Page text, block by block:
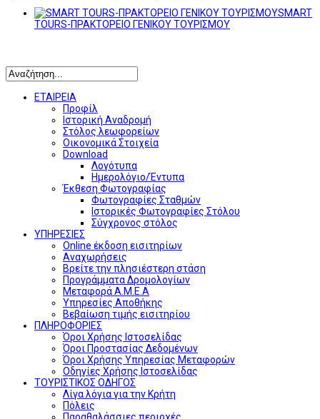
SMART
TOURS-ΠΡΑΚΤΟΡΕΙΟ ΓΕΝΙΚΟΥ ΤΟΥΡΙΣΜΟΥ
ΕΤΑΙΡΕΙΑ
Προφίλ
Ιστορική Αναδρομή
Στόλος λεωφορείων
Οικονομικά Στοιχεία
Download
Λογότυπα
Ημερολόγιο/Έντυπα
Έκθεση Φωτογραφίας
Φωτογραφίες Σταθμών
Ιστορικές Φωτογραφίες Στόλου
Σύγχρονος στόλος
ΥΠΗΡΕΣΙΕΣ
Online έκδοση εισιτηρίων
Αναχωρήσεις
Βρείτε την πλησιέστερη στάση
Προγράμματα Δρομολογίων
Μεταφορά Α.Μ.Ε.Α
Υπηρεσίες Αποθήκης
Βεβαίωση τιμής εισιτηρίου
ΠΛΗΡΟΦΟΡΙΕΣ
Όροι Χρήσης Ιστοσελίδας
Όροι Προστασίας Δεδομένων
Όροι Χρήσης Υπηρεσίας Μεταφορών
Οδηγίες Χρήσης Ιστοσελίδας
ΤΟΥΡΙΣΤΙΚΟΣ ΟΔΗΓΟΣ
Λίγα λόγια για την Κρήτη
Πόλεις
Παραθαλάσσιες περιοχές